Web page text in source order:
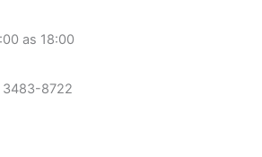
as 18:00
3483-8722